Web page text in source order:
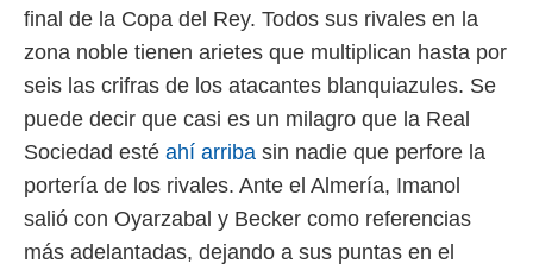
final de la Copa del Rey. Todos sus rivales en la
zona noble tienen arietes que multiplican hasta por
seis las crifras de los atacantes blanquiazules. Se
puede decir que casi es un milagro que la Real
Sociedad esté ahí arriba sin nadie que perfore la
portería de los rivales. Ante el Almería, Imanol
salió con Oyarzabal y Becker como referencias
más adelantadas, dejando a sus puntas en el